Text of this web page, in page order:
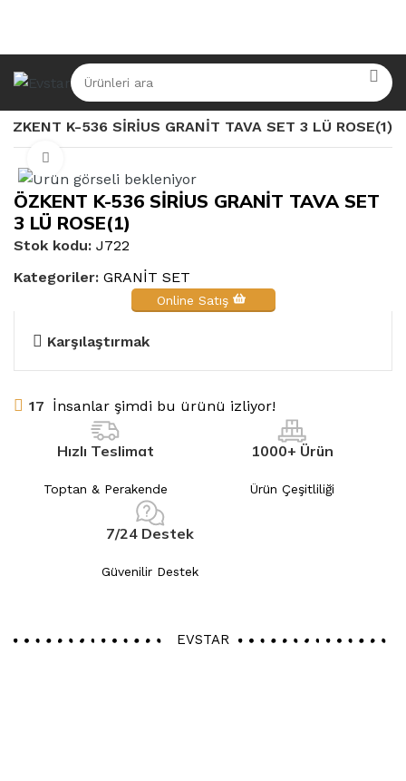
ÖZKENT K-536 SİRİUS GRANİT TAVA SET 3 LÜ ROSE(1)
ÖZKENT K-536 SİRİUS GRANİT TAVA SET
3 LÜ ROSE(1)
Stok kodu: J722
Kategoriler: GRANİT SET
Online Satış
Karşılaştırmak
17 İnsanlar şimdi bu ürünü izliyor!
Hızlı Teslimat
Toptan & Perakende
1000+ Ürün
Ürün Çeşitliliği
7/24 Destek
Güvenilir Destek
EVSTAR